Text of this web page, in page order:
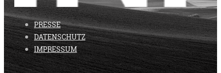
PRESSE
DATENSCHUTZ
IMPRESSUM